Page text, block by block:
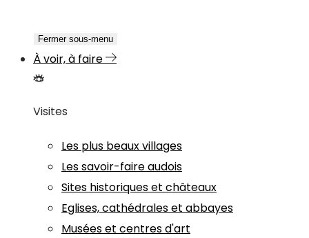
Fermer sous-menu
À voir, à faire
Visites
Les plus beaux villages
Les savoir-faire audois
Sites historiques et châteaux
Eglises, cathédrales et abbayes
Musées et centres d'art